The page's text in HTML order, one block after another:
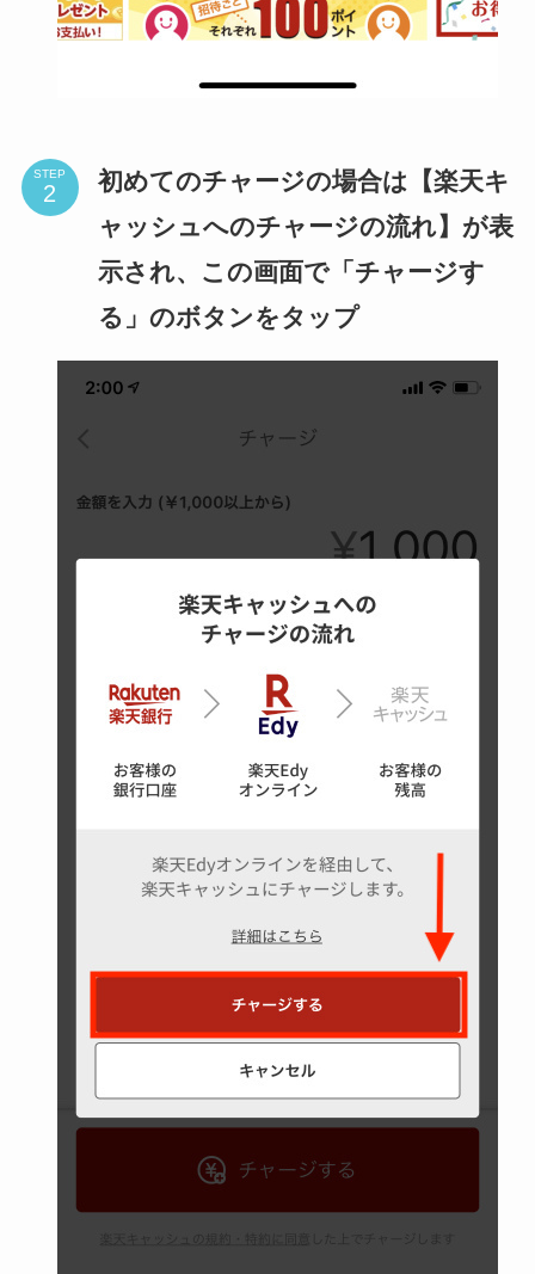
STEP
初めてのチャージの場合は【楽天キ
ャッシュへのチャージの流れ】が表
示され、この画面で「チャージす
る」のボタンをタップ